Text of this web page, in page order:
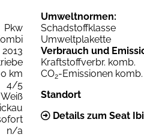
Pkw
km
4/5
Weiß
n/a
Umweltnormen:
Schadstoffklasse
Umweltplakette
Verbrauch und
Kraftstoffverbr. komb.
CO2-Emissionen komb.
Standort
Details zum Seat